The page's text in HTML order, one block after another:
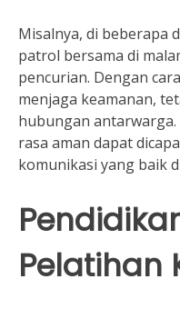
Misalnya, di beberapa
patrol bersama di
pencurian. Dengan
menjaga keamanan,
hubungan
rasa aman dapat
komunikasi yang baik
Pelatihan